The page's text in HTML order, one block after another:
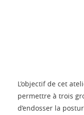
L’objectif de cet
permettre à trois
d’endosser la